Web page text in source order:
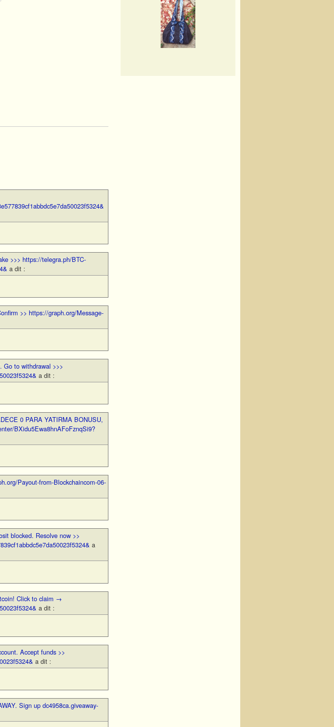
>>> https://telegra.ph/BTC-
a dit :
>> https://graph.org/Message-
Go to withdrawal >>>
a dit :
0 PARA YATIRMA BONUSU,
BXidu5Ewa8hnAFoFznqSi9?
Payout-from-Blockchaincom-06-
blocked. Resolve now >>
a
Click to claim →
a dit :
Accept funds >>
a dit :
Sign up dc4958ca.giveaway-